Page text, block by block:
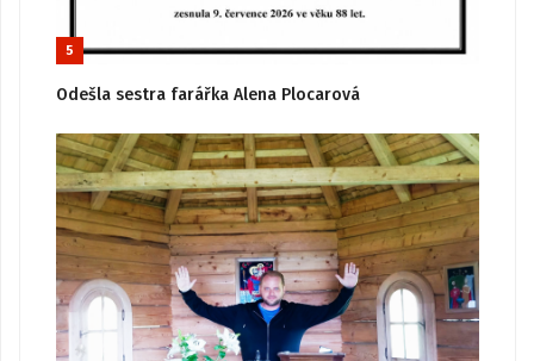
5
Odešla sestra farářka Alena Plocarová